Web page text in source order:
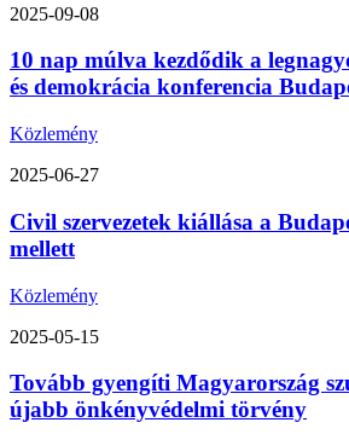
2025-09-08
10 nap múlva kezdődik a
és demokrácia konferencia
Közlemény
2025-06-27
Civil szervezetek kiállása a
mellett
Közlemény
2025-05-15
Tovább gyengíti Magyarország
újabb önkényvédelmi törvény